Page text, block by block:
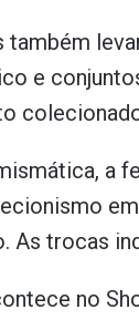
também
e
a
As trocas
no